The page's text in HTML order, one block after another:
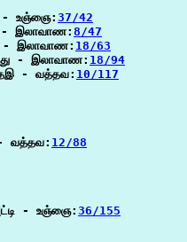
- உஞ்ஞை: 37/42
- இலாவாண: 8/47
- இலாவாண: 18/63
- இலாவாண: 18/94
- வத்தவ: 10/117
- வத்தவ: 12/88
- உஞ்ஞை: 36/155